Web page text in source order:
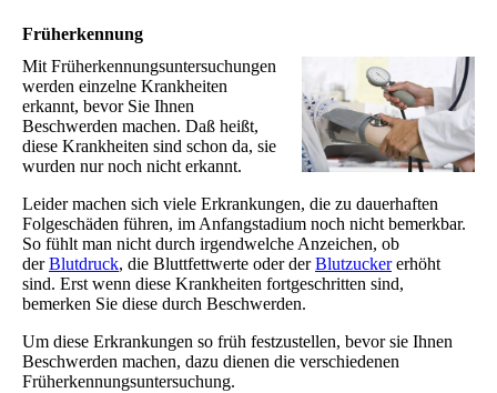
Früherkennung
Mit Früherkennungsuntersuchungen
werden einzelne Krankheiten
erkannt, bevor Sie Ihnen
Beschwerden machen. Daß heißt,
diese Krankheiten sind schon da, sie
wurden nur noch nicht erkannt.
Leider machen sich viele Erkrankungen, die zu dauerhaften
Folgeschäden führen, im Anfangstadium noch nicht bemerkbar.
So fühlt man nicht durch irgendwelche Anzeichen, ob
derBlutdruck, die Bluttfettwerte oder derBlutzuckererhöht
sind. Erst wenn diese Krankheiten fortgeschritten sind,
bemerken Sie diese durch Beschwerden.
Um diese Erkrankungen so früh festzustellen, bevor sie Ihnen
Beschwerden machen, dazu dienen die verschiedenen
Früherkennungsuntersuchung.